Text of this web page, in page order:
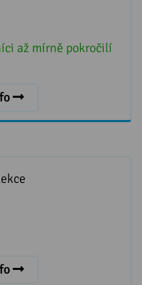
až mírně pokročilí